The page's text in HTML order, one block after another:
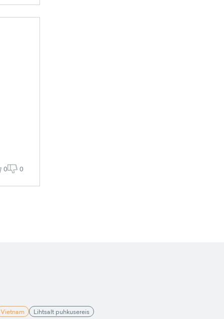
0 0
Vietnam Lihtsalt puhkusereis